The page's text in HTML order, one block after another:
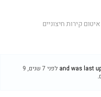
איטום קירות חיצוניים
לפני 7 שנים, 9
.